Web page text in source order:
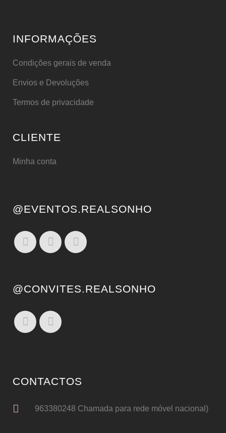
INFORMAÇÕES
Condições gerais de venda
Envios e Devoluções
Termos de privacidade
CLIENTE
Minha conta
@EVENTOS.REALSONHO
@CONVITES.REALSONHO
CONTACTOS
963380248 Chamada para rede móvel nacional)